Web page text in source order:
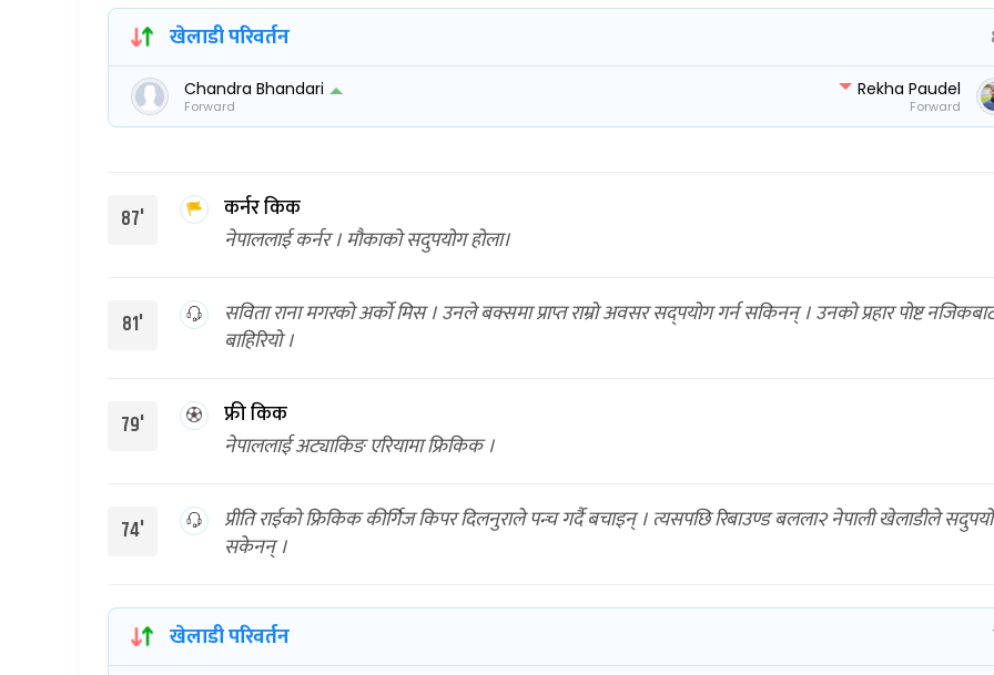
खेलाडी परिवर्तन
Chandra Bhandari
Forward
Rekha Paudel
Forward
87'
कर्नर किक
नेपाललाई कर्नर । मौकाको सदुपयोग होला।
81'
सविता राना मगरको अर्को मिस । उनले बक्समा प्राप्त राम्रो अवसर सद्पयोग गर्न सकिनन् । उनको प्रहार पोष्ट
बाहिरियो ।
79'
फ्री किक
नेपाललाई अट्याकिङ एरियामा फ्रिकिक ।
74'
प्रीति राईको फ्रिकिक कीर्गिज किपर दिलनुराले पन्च गर्दै बचाइन् । त्यसपछि रिबाउण्ड बलला२ नेपाली खेलाडीले
सकेनन् ।
खेलाडी परिवर्तन